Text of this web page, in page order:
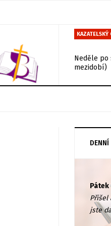
KAZATELSKÝ
Neděle po
mezidobí)
DENNÍ
Pátek
Přišel
jste